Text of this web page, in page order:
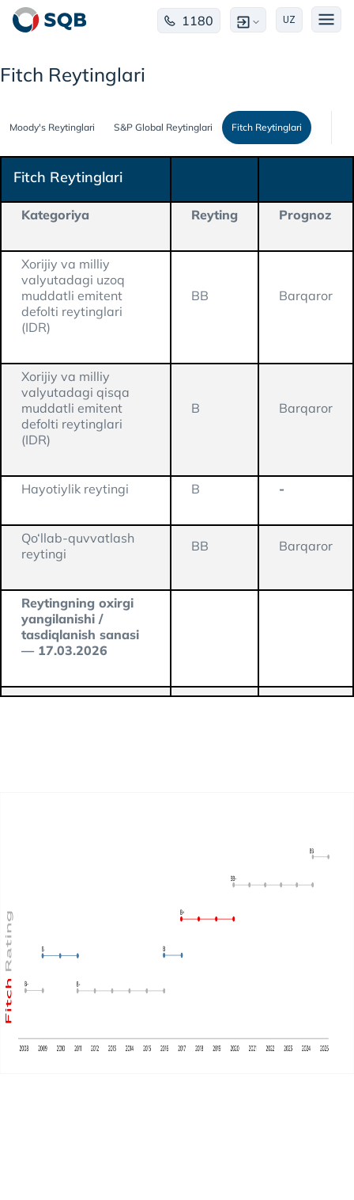
1180 UZ
Fitch Reytinglari
Moody's Reytinglari S&P Global Reytinglari Fitch Reytinglari
Fitch Reytinglari
Kategoriya Reyting Prognoz
Xorijiy va milliy
valyutadagi uzoq
muddatli emitent
defolti reytinglari
(IDR)
BB Barqaror
Xorijiy va milliy
valyutadagi qisqa
muddatli emitent
defolti reytinglari
(IDR)
B Barqaror
Hayotiylik reytingi B -
Qo‘llab-quvvatlash
reytingi
BB Barqaror
Reytingning oxirgi
yangilanishi /
tasdiqlanish sanasi
— 17.03.2026